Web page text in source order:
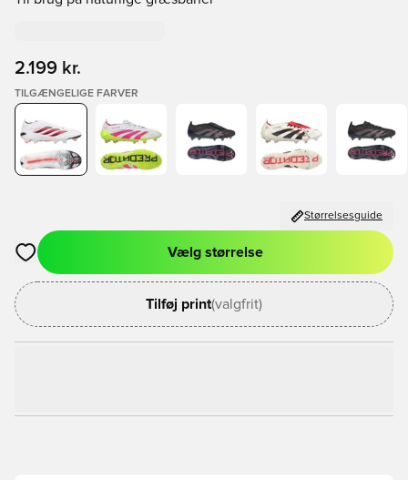
2.199 kr.
TILGÆNGELIGE FARVER
Størrelsesguide
Åbner en Modal til at logge ind eller tilmelde dig som medlem
Vælg størrelse
Tilføj print(valgfrit)